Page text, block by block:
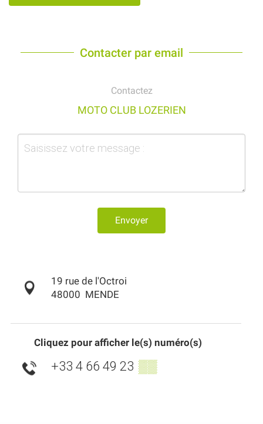
Contacter par email
Contactez
MOTO CLUB LOZERIEN
Envoyer
19 rue de l'Octroi
48000 MENDE
Cliquez pour afficher le(s) numéro(s)
+33 4 66 49 23 ▒▒